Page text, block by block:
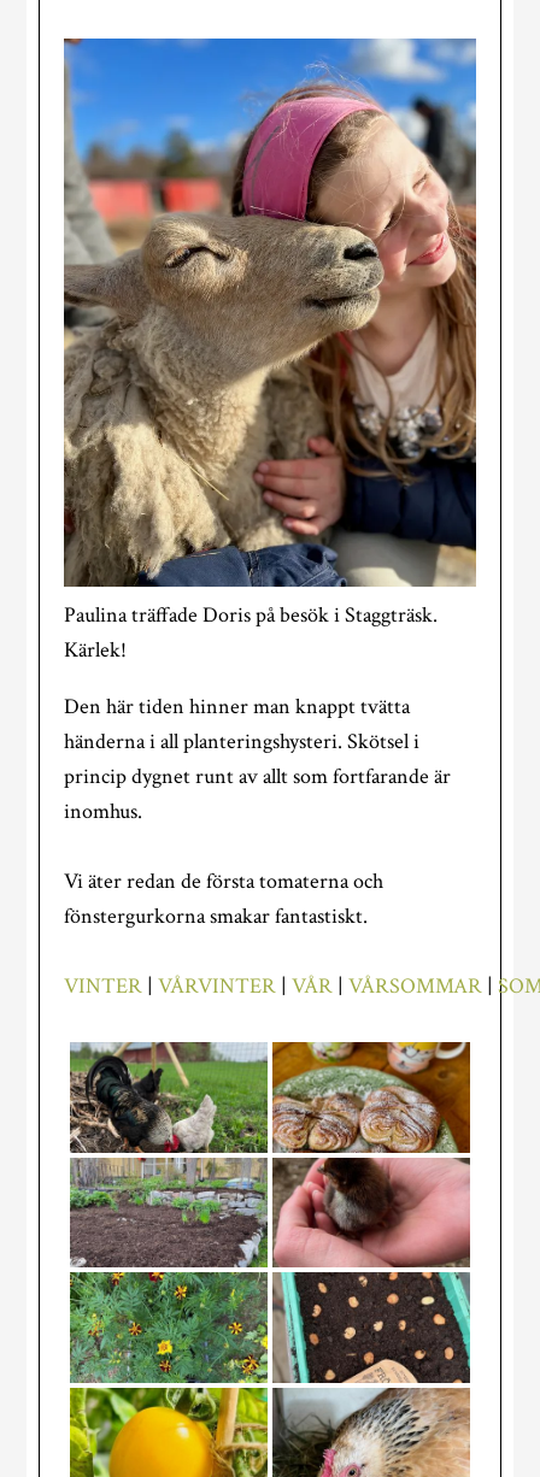
Paulina träffade Doris på besök i Staggträsk.
Kärlek!
Den här tiden hinner man knappt tvätta
händerna i all planteringshysteri. Skötsel i
princip dygnet runt av allt som fortfarande är
inomhus.
Vi äter redan de första tomaterna och
fönstergurkorna smakar fantastiskt.
VINTER |VÅRVINTER |VÅR |VÅRSOMMAR |